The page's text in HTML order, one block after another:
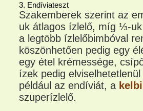
3. Endíviateszt
Szakemberek szerint az
uk átlagos ízlelő, míg ⅓-
a legtöbb ízlelőbimbóval
köszönhetően pedig egy
egy étel krémessége,
ízek pedig
például az endíviát, a
szuperízlelő.